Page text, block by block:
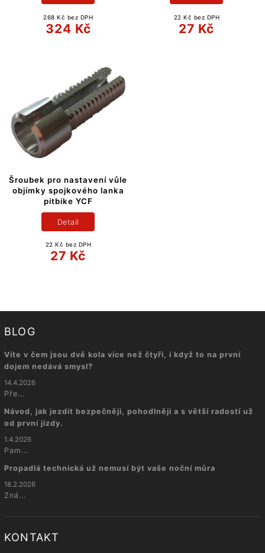
268 Kč bez DPH
324 Kč
22 Kč bez DPH
27 Kč
Šroubek pro nastavení vůle
objímky spojkového lanka
pitbike YCF
22 Kč bez DPH
27 Kč
Detail
BLOG
Víte v čem jsou dvě kola více než čtyři, i když to na první
dojem nedává smysl?
14.4.2026
Pře...
Návod, jak jezdit bezpečněji, pohodlněji a s větší radostí už
od první jízdy.
1.4.2026
Pam...
Propadlá technická už nemusí být vaše noční můra
18.2.2026
Zná...
KONTAKT